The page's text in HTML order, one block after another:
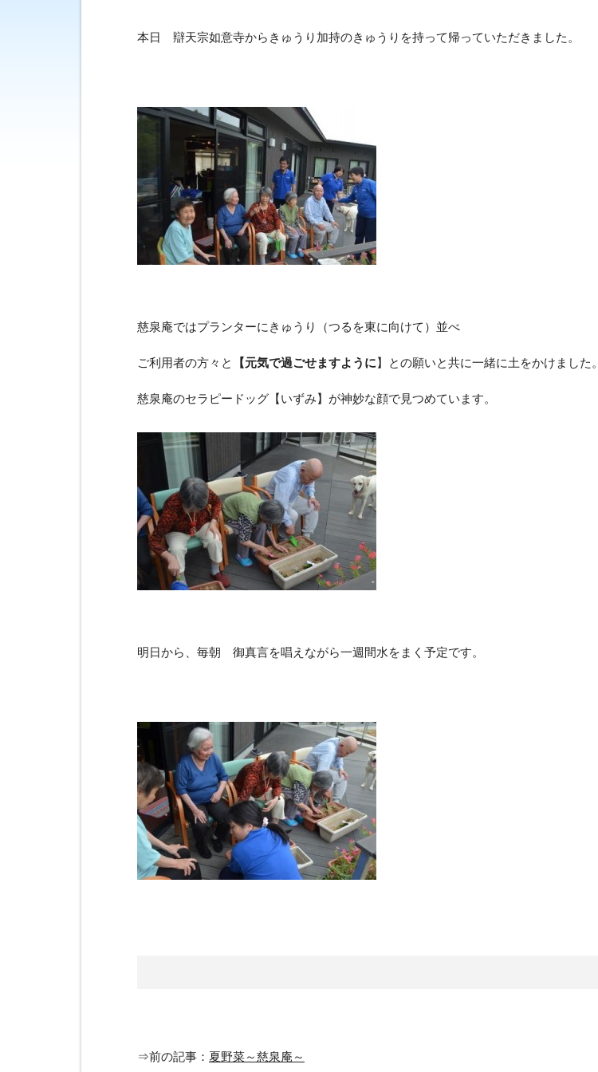
本日 辯天宗如意寺からきゅうり加持のきゅうりを持って帰っていただきました。
慈泉庵ではプランターにきゅうり（つるを東に向けて）並べ
ご利用者の方々と 【元気で過ごせますように】との願いと共に一緒に土をかけました。
慈泉庵のセラピードッグ【いずみ】が神妙な顔で見つめています。
明日から、毎朝 御真言を唱えながら一週間水をまく予定です。
⇒前の記事： 夏野菜～慈泉庵～